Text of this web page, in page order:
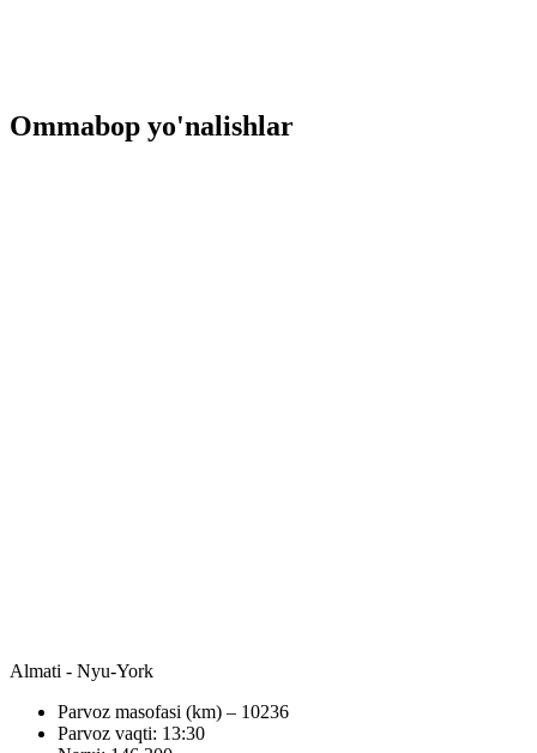
Ommabop yo'nalishlar
Almati - Nyu-York
Parvoz masofasi (km) – 10236
Parvoz vaqti: 13:30